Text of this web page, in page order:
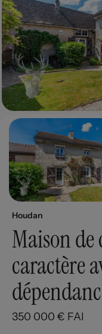
Houdan
Maison de
caractère
350 000 € FAI